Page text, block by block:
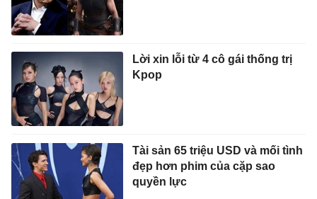
Lời xin lỗi từ 4 cô gái thống trị
Kpop
Tài sản 65 triệu USD và mối tình
đẹp hơn phim của cặp sao
quyền lực